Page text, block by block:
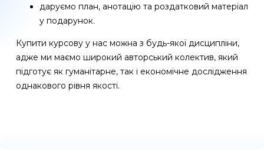
даруємо план, анотацію та роздатковий матеріал
у подарунок.
Купити курсову у нас можна з будь-якої дисципліни,
адже ми маємо широкий авторський колектив, який
підготує як гуманітарне, так і економічне дослідження
однакового рівня якості.